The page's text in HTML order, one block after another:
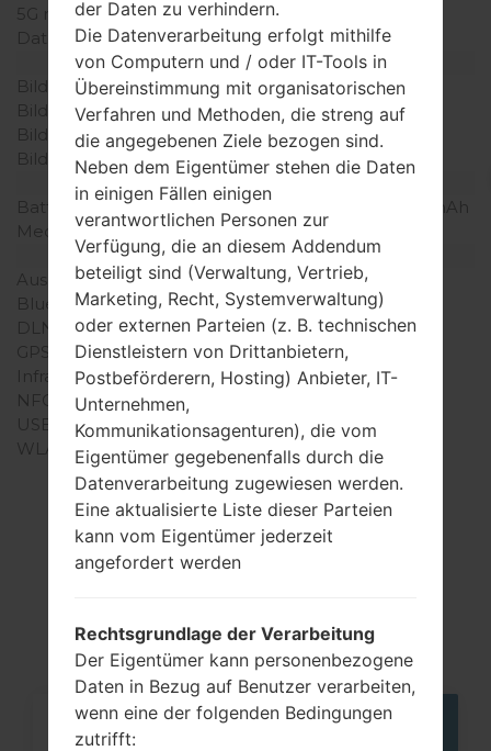
5G network
-
Daten
-
Anzeige
Bildschirmgröße
1.5 in
Bildschirmtyp
TFT
Bildschirmerweiterung
128 x 128 Pixel
Bildschirmfarben
256K Farben
Batterie und Tastatur
Batteriekapazität
entfernbar Li-Ion 950 mAh
Mechanische Tastatur
Ja
Interfaces
Ausgabe für Audio
-
Bluetooth
-
DLNA
Nein
GPS
-
Infrarotanschluss
Nein
NFC
USB
microUSB 2.0
WLAN
-
Artikel
der Daten zu verhindern.
Die Datenverarbeitung erfolgt mithilfe
von Computern und / oder IT-Tools in
Übereinstimmung mit organisatorischen
Verfahren und Methoden, die streng auf
die angegebenen Ziele bezogen sind.
Neben dem Eigentümer stehen die Daten
in einigen Fällen einigen
verantwortlichen Personen zur
Verfügung, die an diesem Addendum
beteiligt sind (Verwaltung, Vertrieb,
Marketing, Recht, Systemverwaltung)
oder externen Parteien (z. B. technischen
Dienstleistern von Drittanbietern,
Postbeförderern, Hosting) Anbieter, IT-
Unternehmen,
Kommunikationsagenturen), die vom
Eigentümer gegebenenfalls durch die
Datenverarbeitung zugewiesen werden.
Eine aktualisierte Liste dieser Parteien
kann vom Eigentümer jederzeit
angefordert werden
Rechtsgrundlage der Verarbeitung
Der Eigentümer kann personenbezogene
Daten in Bezug auf Benutzer verarbeiten,
wenn eine der folgenden Bedingungen
zutrifft: